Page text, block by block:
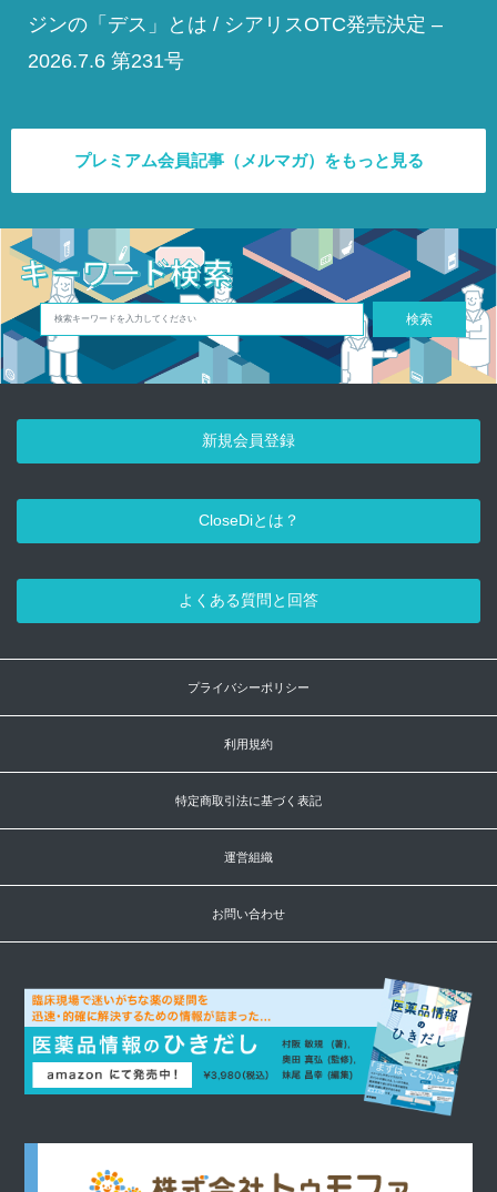
ジンの「デス」とは / シアリスOTC発売決定 –
2026.7.6 第231号
プレミアム会員記事（メルマガ）をもっと見る
検索
新規会員登録
CloseDiとは？
よくある質問と回答
プライバシーポリシー
利用規約
特定商取引法に基づく表記
運営組織
お問い合わせ